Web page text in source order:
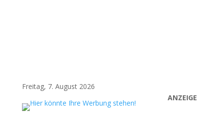
Freitag, 7. August 2026
ANZEIGE